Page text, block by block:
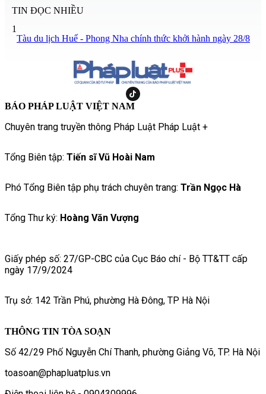
TIN ĐỌC NHIỀU
1
Tàu du lịch Huế - Phong Nha chính thức khởi hành ngày 28/8
BÁO PHÁP LUẬT VIỆT NAM
Chuyên trang truyền thông Pháp Luật Pháp Luật +
Tổng Biên tập: Tiến sĩ Vũ Hoài Nam
Phó Tổng Biên tập phụ trách chuyên trang: Trần Ngọc Hà
Tổng Thư ký: Hoàng Văn Vượng
Giấy phép số: 27/GP-CBC của Cục Báo chí - Bộ TT&TT cấp
ngày 17/9/2024
Trụ sở: 142 Trần Phú, phường Hà Đông, TP Hà Nội
THÔNG TIN TÒA SOẠN
Số 42/29 Phố Nguyễn Chí Thanh, phường Giảng Võ, TP. Hà Nội
toasoan@phapluatplus.vn